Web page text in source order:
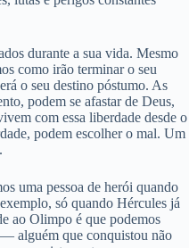
durante a sua vida. Mesmo
como irão terminar o seu
o seu destino póstumo. As
podem se afastar de Deus,
com essa liberdade desde o
podem escolher o mal. Um
uma pessoa de herói quando
só quando Hércules já
ao Olimpo é que podemos
alguém que conquistou não